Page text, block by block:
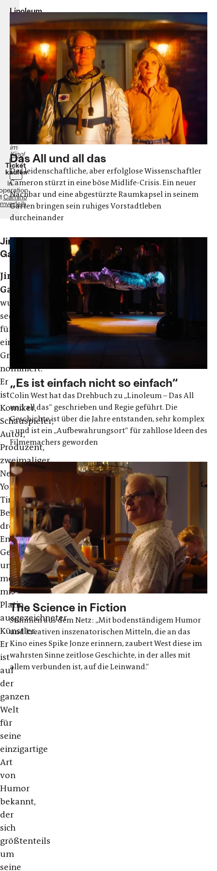
Linoleum
Colin
West
Drama
Komödie
|
Fi
im
Kino!
Ticket
kaufen
In
Camino
Jim
Gaffigan
Jim
Gaffigan
wurde
sechsmal
für
einen
Grammy
nominiert.
Er
ist
Komiker,
Schauspieler,
Autor,
Produzent,
zweimaliger
New
York
Times-
Bestsellerautor,
dreifacher
Emmy-
Gewinner
und
mehrfach
mit
Platin
ausgezeichneter
Künstler.
Er
ist
auf
der
ganzen
Welt
für
seine
einzigartige
Art
von
Humor
bekannt,
der
sich
größtenteils
um
seine
Das All und all das
Der leidenschaftliche, aber erfolglose Wissenschaftler
Cameron stürzt in eine böse Midlife-Crisis. Ein neuer
Nachbar und eine abgestürzte Raumkapsel in seinem
Garten bringen sein ruhiges Vorstadtleben
durcheinander
„Es ist einfach nicht so einfach“
Colin West hat das Drehbuch zu „Linoleum – Das All
und all das“ geschrieben und Regie geführt. Die
Geschichte ist über die Jahre entstanden, sehr komplex
– und ist ein „Aufbewahrungsort“ für zahllose Ideen des
Filmemachers geworden
The Science in Fiction
Stimmen aus dem Netz: „Mit bodenständigem Humor
und kreativen inszenatorischen Mitteln, die an das
Kino eines Spike Jonze erinnern, zaubert West diese im
wahrsten Sinne zeitlose Geschichte, in der alles mit
allem verbunden ist, auf die Leinwand.“